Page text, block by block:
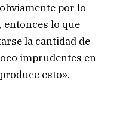
por lo
entonces lo que
la cantidad de
imprudentes en
esto».